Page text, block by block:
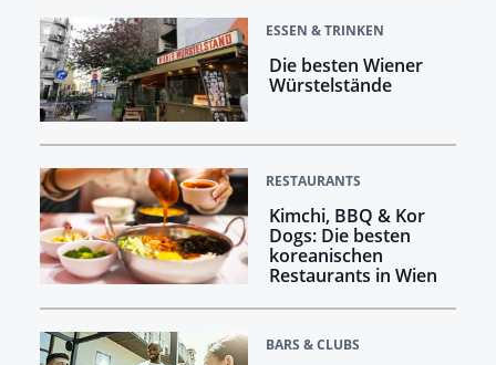
ESSEN & TRINKEN
Die besten Wiener
Würstelstände
RESTAURANTS
Kimchi, BBQ & Kor
Dogs: Die besten
koreanischen
Restaurants in Wien
BARS & CLUBS